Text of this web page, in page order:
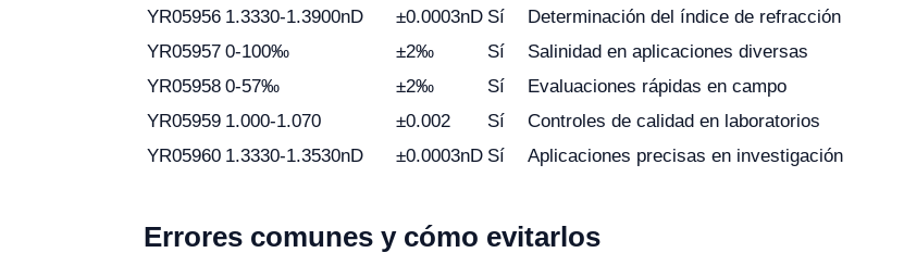
YR05956 1.3330-1.3900nD ±0.0003nD Sí
Determinación del índice de refracción
YR05957 0-100‰ ±2‰ Sí
Salinidad en aplicaciones diversas
YR05958 0-57‰ ±2‰ Sí
Evaluaciones rápidas en campo
YR05959 1.000-1.070 ±0.002 Sí
Controles de calidad en laboratorios
YR05960 1.3330-1.3530nD ±0.0003nD Sí Aplicaciones precisas en investigación
Errores comunes y cómo evitarlos